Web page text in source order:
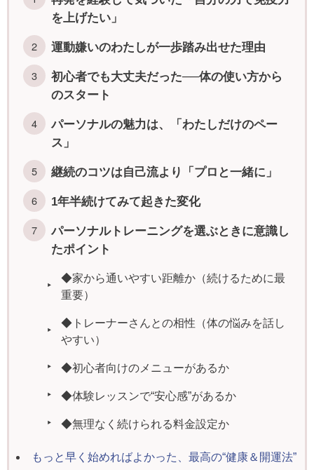
を上げたい」
運動嫌いのわたしが一歩踏み出せた理由
初心者でも大丈夫だった──体の使い方から
のスタート
パーソナルの魅力は、「わたしだけのペー
ス」
継続のコツは自己流より「プロと一緒に」
1年半続けてみて起きた変化
パーソナルトレーニングを選ぶときに意識し
たポイント
◆家から通いやすい距離か（続けるために最
重要）
◆トレーナーさんとの相性（体の悩みを話し
やすい）
◆初心者向けのメニューがあるか
◆体験レッスンで“安心感”があるか
◆無理なく続けられる料金設定か
もっと早く始めればよかった、最高の“健康＆開運法”